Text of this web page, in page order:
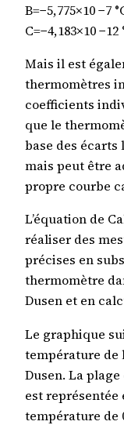
B=−5,775×10 −7
C=−4,183×10 −12
Mais il est
thermomètres
coefficients
que le
base des
mais peut être
propre courbe
L’équation de
réaliser des
précises en
thermomètre
Dusen et en
Le graphique
température de
Dusen. La plage
est représentée
température de